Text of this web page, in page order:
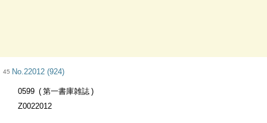
45 No.22012 (924)
0599
第一書庫雑誌
Z0022012